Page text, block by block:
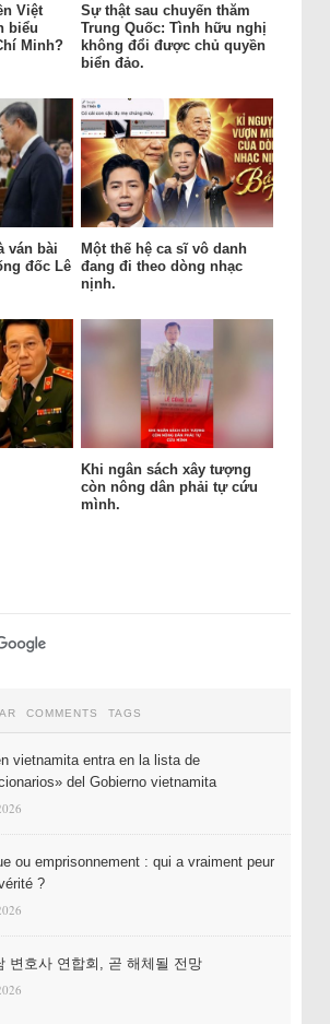
Việt
biểu
Minh?
Sự thật sau chuyến thăm
Trung Quốc: Tình hữu nghị
không đổi được chủ quyền
biển đảo.
ván bài
đốc Lê
Một thế hệ ca sĩ vô danh
đang đi theo dòng nhạc
nịnh.
Khi ngân sách xây tượng
còn nông dân phải tự cứu
mình.
COMMENTS TAGS
vietnamita entra en la lista de
del Gobierno vietnamita
ou emprisonnement : qui a vraiment peur
?
변호사 연합회, 곧 해체될 전망